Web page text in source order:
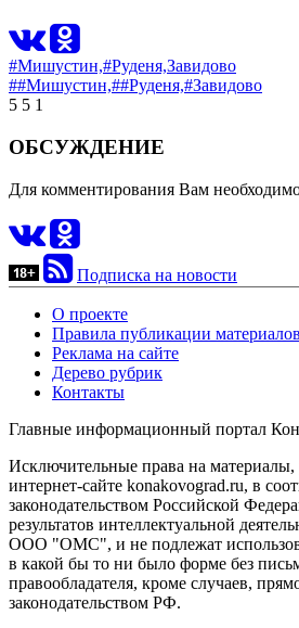
#Мишустин,#Руденя,Завидово
##Мишустин,##Руденя,#Завидово
5 5 1
ОБСУЖДЕНИЕ
Для комментирования Вам
Подписка на новости
О проекте
Правила публикации
Реклама на сайте
Дерево рубрик
Контакты
Главные информационный портал
Исключительные права на
интернет-сайте konakovograd.ru, в
законодательством Российской
результатов интеллектуальной
ООО "ОМС", и не подлежат
в какой бы то ни было форме без
правообладателя, кроме случаев,
законодательством РФ.